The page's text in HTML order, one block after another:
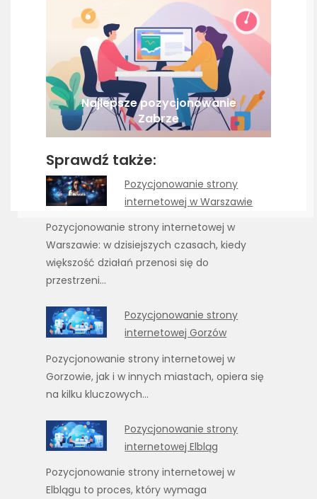
Najlepsze pozycjonowanie
Zabrze
Sprawdź także:
Pozycjonowanie strony
internetowej w Warszawie
Pozycjonowanie strony internetowej w
Warszawie: w dzisiejszych czasach, kiedy
większość działań przenosi się do
przestrzeni…
Pozycjonowanie strony
internetowej Gorzów
Pozycjonowanie strony internetowej w
Gorzowie, jak i w innych miastach, opiera się
na kilku kluczowych…
Pozycjonowanie strony
internetowej Elbląg
Pozycjonowanie strony internetowej w
Elblągu to proces, który wymaga